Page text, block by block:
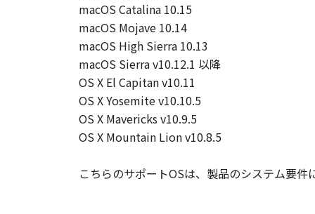
macOS Catalina 10.15
macOS Mojave 10.14
macOS High Sierra 10.13
macOS Sierra v10.12.1 以降
OS X El Capitan v10.11
OS X Yosemite v10.10.5
OS X Mavericks v10.9.5
OS X Mountain Lion v10.8.5
こちらのサポートOSは、製品のシステム要件